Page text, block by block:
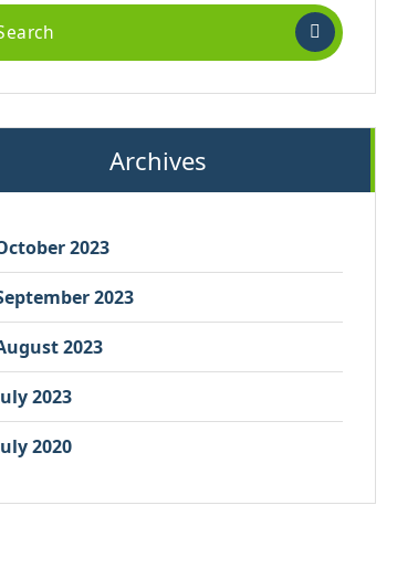
Archives
2023
2023
2023
2023
2020